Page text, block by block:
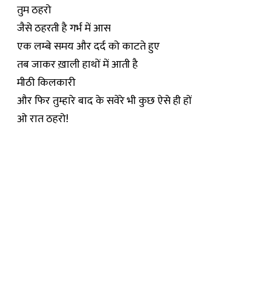
तुम ठहरो
जैसे ठहरती है गर्भ में आस
एक लम्बे समय और दर्द को काटते हुए
तब जाकर ख़ाली हाथों में आती है
मीठी किलकारी
और फिर तुम्हारे बाद के सवेरे भी कुछ ऐसे ही हों
ओ रात ठहरो!